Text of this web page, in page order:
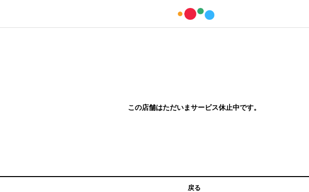
この店舗はただいまサービス休止中です。
戻る